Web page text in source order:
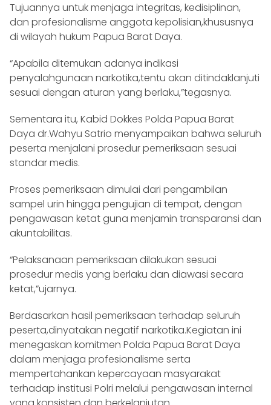
Tujuannya untuk menjaga integritas, kedisiplinan,
dan profesionalisme anggota kepolisian,khususnya
di wilayah hukum Papua Barat Daya.
“Apabila ditemukan adanya indikasi
penyalahgunaan narkotika,tentu akan ditindaklanjuti
sesuai dengan aturan yang berlaku,”tegasnya.
Sementara itu, Kabid Dokkes Polda Papua Barat
Daya dr.Wahyu Satrio menyampaikan bahwa seluruh
peserta menjalani prosedur pemeriksaan sesuai
standar medis.
Proses pemeriksaan dimulai dari pengambilan
sampel urin hingga pengujian di tempat, dengan
pengawasan ketat guna menjamin transparansi dan
akuntabilitas.
“Pelaksanaan pemeriksaan dilakukan sesuai
prosedur medis yang berlaku dan diawasi secara
ketat,”ujarnya.
Berdasarkan hasil pemeriksaan terhadap seluruh
peserta,dinyatakan negatif narkotika.Kegiatan ini
menegaskan komitmen Polda Papua Barat Daya
dalam menjaga profesionalisme serta
mempertahankan kepercayaan masyarakat
terhadap institusi Polri melalui pengawasan internal